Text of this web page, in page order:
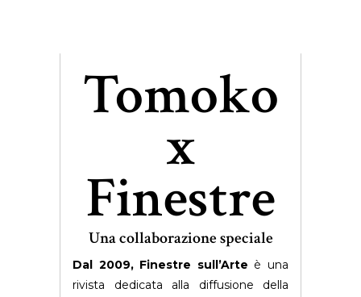
Tomoko
x
Finestre
Una collaborazione speciale
Dal 2009, Finestre sull’Arte è una
rivista dedicata alla diffusione della